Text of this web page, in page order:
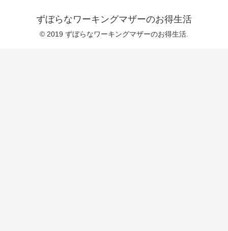
ずぼらなワーキングマザーのお得生活
© 2019 ずぼらなワーキングマザーのお得生活.